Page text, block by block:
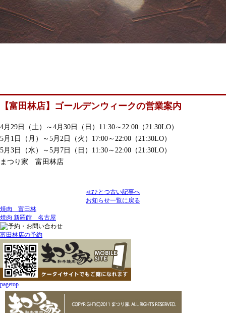
【富田林店】ゴールデンウィークの営業案内
4月29日（土）～4月30日（日）11:30～22:00（21:30LO）
5月1日（月）～5月2日（火）17:00～22:00（21:30LO）
5月3日（水）～5月7日（日）11:30～22:00（21:30LO）
まつり家 富田林店
≪ひとつ古い記事へ
お知らせ一覧に戻る
焼肉 富田林
焼肉 新羅館 名古屋
富田林店の予約
pagetop